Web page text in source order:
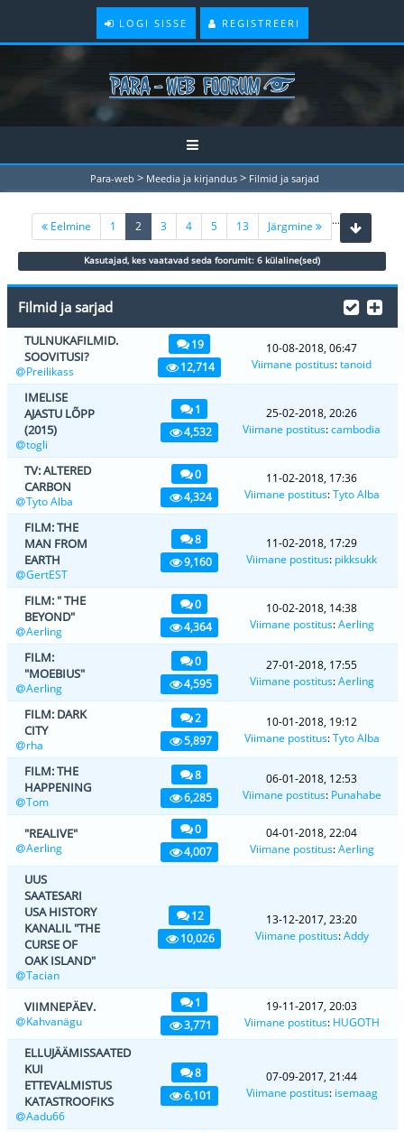
LOGI SISSE REGISTREERI
Para-web > Meedia ja kirjandus > Filmid ja sarjad
Eelmine 1 2 (current)
3 4 5 ...
13 Järgmine
Kasutajad, kes vaatavad seda foorumit: 6 külaline(sed)
Filmid ja sarjad
TULNUKAFILMID.
SOOVITUSI?
Preilikass
19
12,714
10-08-2018, 06:47
Viimane postitus:tanoid
IMELISE
AJASTU LÕPP
(2015)
togli
1
4,532
25-02-2018, 20:26
Viimane postitus:cambodia
TV: ALTERED
CARBON
Tyto Alba
0
4,324
11-02-2018, 17:36
Viimane postitus:Tyto Alba
FILM: THE
MAN FROM
EARTH
GertEST
8
9,160
11-02-2018, 17:29
Viimane postitus: pikksukk
FILM: " THE
BEYOND"
Aerling
0
4,364
10-02-2018, 14:38
Viimane postitus:Aerling
FILM:
"MOEBIUS"
Aerling
0
4,595
27-01-2018, 17:55
Viimane postitus:Aerling
FILM: DARK
CITY
rha
2
5,897
10-01-2018, 19:12
Viimane postitus:Tyto Alba
FILM: THE
HAPPENING
Tom
8
6,285
06-01-2018, 12:53
Viimane postitus: Punahabe
"REALIVE"
Aerling
0
4,007
04-01-2018, 22:04
Viimane postitus:Aerling
UUS
SAATESARI
USA HISTORY
KANALIL "THE
CURSE OF
OAK ISLAND"
Tacian
12
10,026
13-12-2017, 23:20
Viimane postitus:Addy
VIIMNEPÄEV.
Kahvanägu
1
3,771
19-11-2017, 20:03
Viimane postitus: HUGOTH
ELLUJÄÄMISSAATED
KUI
ETTEVALMISTUS
KATASTROOFIKS
Aadu66
8
6,101
07-09-2017, 21:44
Viimane postitus: isemaag